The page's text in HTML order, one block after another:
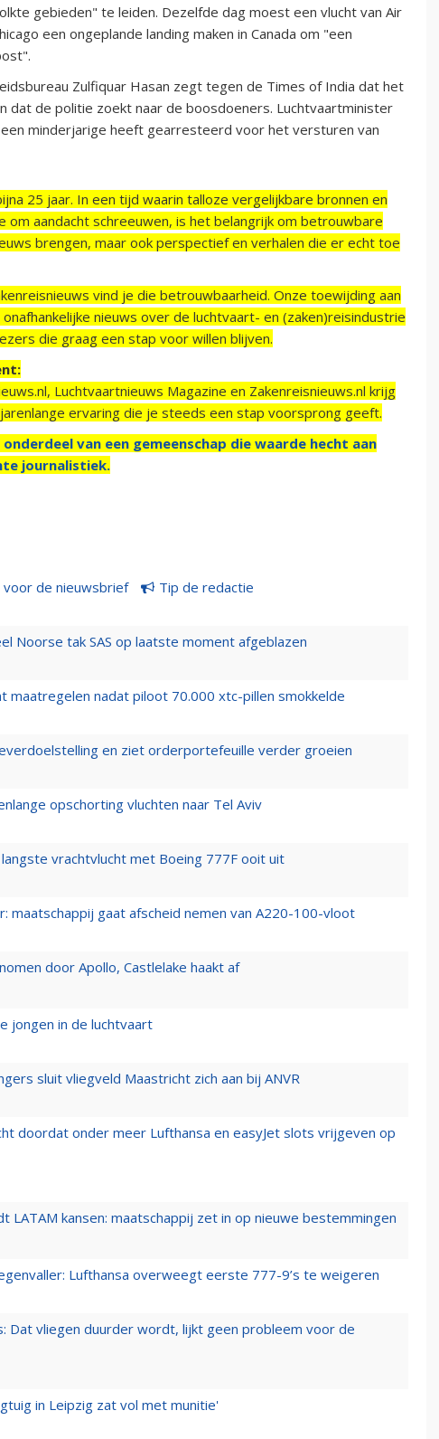
gebieden" te leiden. Dezelfde dag moest een vlucht van Air
een ongeplande landing maken in Canada om "een
Zulfiquar Hasan zegt tegen de Times of India dat het
dat de politie zoekt naar de boosdoeners. Luchtvaartminister
minderjarige heeft gearresteerd voor het versturen van
25 jaar. In een tijd waarin talloze vergelijkbare bronnen en
aandacht schreeuwen, is het belangrijk om betrouwbare
brengen, maar ook perspectief en verhalen die er echt toe
vind je die betrouwbaarheid. Onze toewijding aan
nieuws over de luchtvaart- en (zaken)reisindustrie
die graag een stap voor willen blijven.
Luchtvaartnieuws Magazine en Zakenreisnieuws.nl krijg
ervaring die je steeds een stap voorsprong geeft.
van een gemeenschap die waarde hecht aan
journalistiek.
voor de nieuwsbrief Tip de redactie
Noorse tak SAS op laatste moment afgeblazen
maatregelen nadat piloot 70.000 xtc-pillen smokkelde
en ziet orderportefeuille verder groeien
opschorting vluchten naar Tel Aviv
vrachtvlucht met Boeing 777F ooit uit
maatschappij gaat afscheid nemen van A220-100-vloot
door Apollo, Castlelake haakt af
jongen in de luchtvaart
sluit vliegveld Maastricht zich aan bij ANVR
doordat onder meer Lufthansa en easyJet slots vrijgeven op
LATAM kansen: maatschappij zet in op nieuwe bestemmingen
Lufthansa overweegt eerste 777-9’s te weigeren
Dat vliegen duurder wordt, lijkt geen probleem voor de
in Leipzig zat vol met munitie'